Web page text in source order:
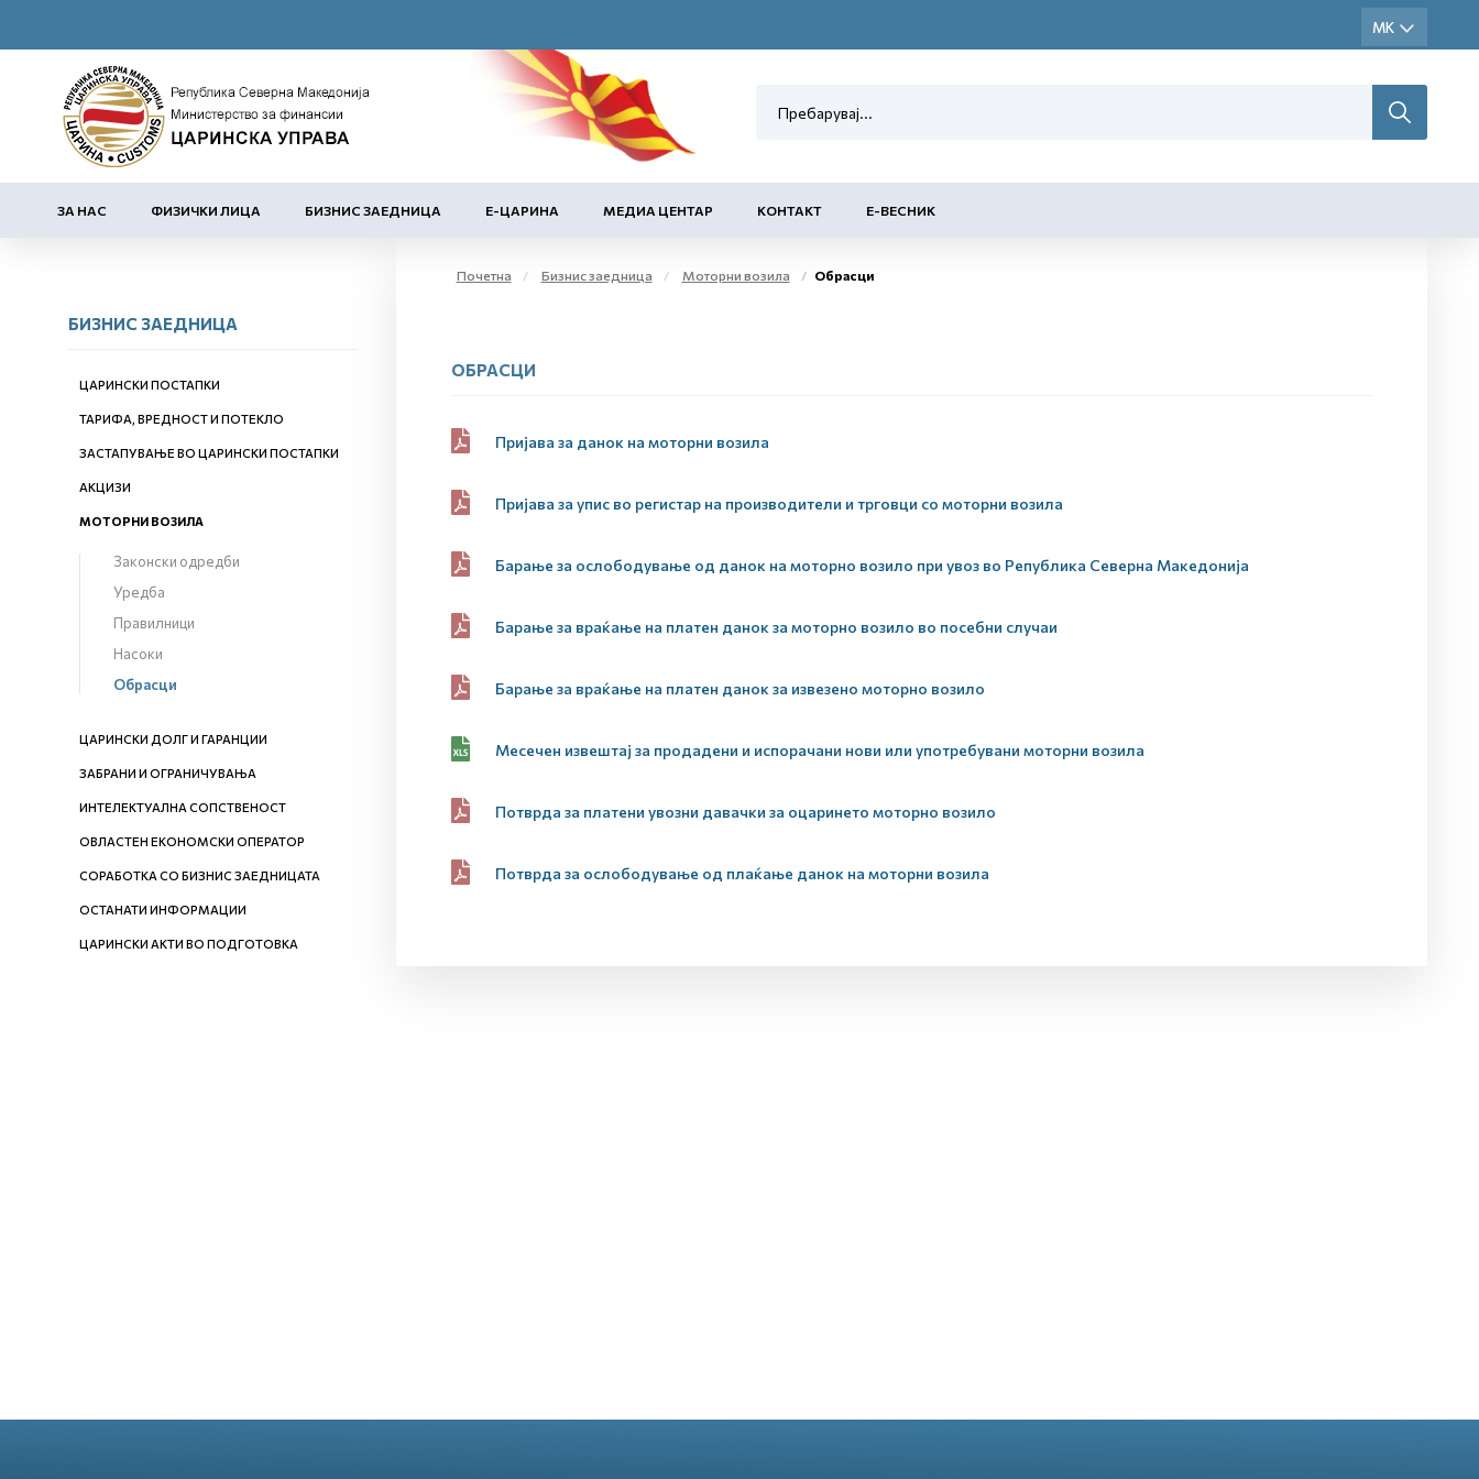
ЗА НАС ФИЗИЧКИ ЛИЦА БИЗНИС ЗАЕДНИЦА Е-ЦАРИНА МЕДИА ЦЕНТАР КОНТАКТ Е-ВЕСНИК
БИЗНИС ЗАЕДНИЦА
ЦАРИНСКИ ПОСТАПКИ
ТАРИФА, ВРЕДНОСТ И ПОТЕКЛО
ЗАСТАПУВАЊЕ ВО ЦАРИНСКИ ПОСТАПКИ
АКЦИЗИ
МОТОРНИ ВОЗИЛА
Законски одредби
Уредба
Правилници
Насоки
Обрасци
ЦАРИНСКИ ДОЛГ И ГАРАНЦИИ
ЗАБРАНИ И ОГРАНИЧУВАЊА
ИНТЕЛЕКТУАЛНА СОПСТВЕНОСТ
ОВЛАСТЕН ЕКОНОМСКИ ОПЕРАТОР
СОРАБОТКА СО БИЗНИС ЗАЕДНИЦАТА
ОСТАНАТИ ИНФОРМАЦИИ
ЦАРИНСКИ АКТИ ВО ПОДГОТОВКА
Почетна Бизнис заедница Моторни возила Обрасци
ОБРАСЦИ
Пријава за данок на моторни возила
Пријава за упис во регистар на производители и трговци со моторни возила
Барање за ослободување од данок на моторно возило при увоз во Република Северна Македонија
Барање за враќање на платен данок за моторно возило во посебни случаи
Барање за враќање на платен данок за извезено моторно возило
Месечен извештај за продадени и испорачани нови или употребувани моторни возила
Потврда за платени увозни давачки за оцаринето моторно возило
Потврда за ослободување од плаќање данок на моторни возила